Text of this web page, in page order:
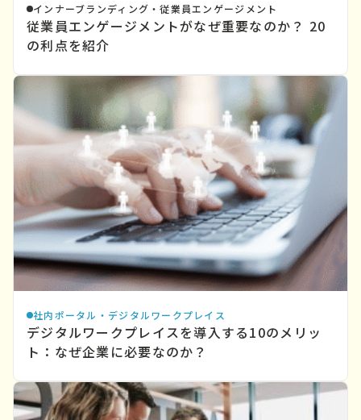
従業員エンゲージメントがなぜ重要なのか？ 20
の利点を紹介
インナーブランディング・従業員エンゲージメント
デジタルワークプレイスを導入する10のメリッ
ト：なぜ企業に必要なのか？
社内ポータル・デジタルワークプレイス